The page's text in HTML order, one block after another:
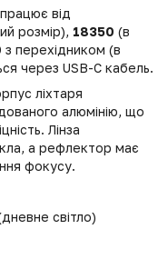
від
розмір), 18350 (в
з перехідником (в
через USB-C кабель.
ліхтаря
алюмінію, що
Лінза
а рефлектор має
фокусу.
світло)